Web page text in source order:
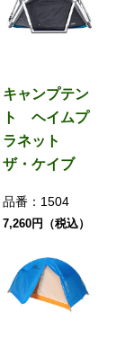
キャンプテン
ト ヘイムプ
ラネット
ザ・ケイブ
品番： 1504
7,260円（税込）